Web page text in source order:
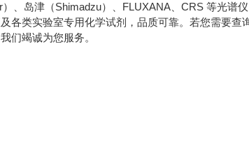
、岛津（Shimadzu）、FLUXANA、CRS 等光谱
各类实验室专用化学试剂，品质可靠。若您需要查
们竭诚为您服务。